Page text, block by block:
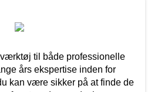
til både professionelle
års ekspertise inden for
kan være sikker på at finde de